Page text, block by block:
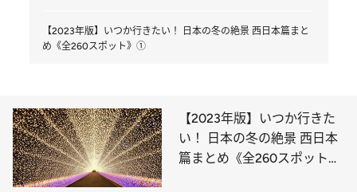
【2023年版】いつか行きたい！ 日本の冬の絶景 西日本篇まと
め《全260スポット》①
【2023年版】いつか行きた
い！ 日本の冬の絶景 西日本
篇まとめ《全260スポット》